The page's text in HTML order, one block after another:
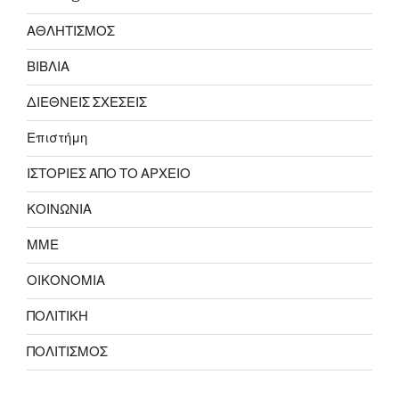
ΑΘΛΗΤΙΣΜΟΣ
ΒΙΒΛΙΑ
ΔΙΕΘΝΕΙΣ ΣΧΕΣΕΙΣ
Επιστήμη
ΙΣΤΟΡΙΕΣ ΑΠΟ ΤΟ ΑΡΧΕΙΟ
ΚΟΙΝΩΝΙΑ
ΜΜΕ
ΟΙΚΟΝΟΜΙΑ
ΠΟΛΙΤΙΚΗ
ΠΟΛΙΤΙΣΜΟΣ